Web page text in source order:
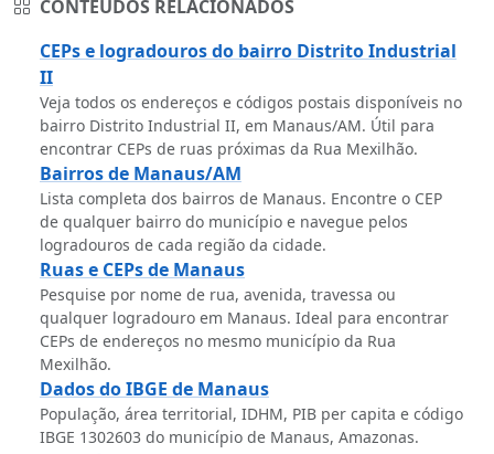
CONTEÚDOS RELACIONADOS
CEPs e logradouros do bairro Distrito Industrial
II
Veja todos os endereços e códigos postais disponíveis no
bairro Distrito Industrial II, em Manaus/AM. Útil para
encontrar CEPs de ruas próximas da Rua Mexilhão.
Bairros de Manaus/AM
Lista completa dos bairros de Manaus. Encontre o CEP
de qualquer bairro do município e navegue pelos
logradouros de cada região da cidade.
Ruas e CEPs de Manaus
Pesquise por nome de rua, avenida, travessa ou
qualquer logradouro em Manaus. Ideal para encontrar
CEPs de endereços no mesmo município da Rua
Mexilhão.
Dados do IBGE de Manaus
População, área territorial, IDHM, PIB per capita e código
IBGE 1302603 do município de Manaus, Amazonas.